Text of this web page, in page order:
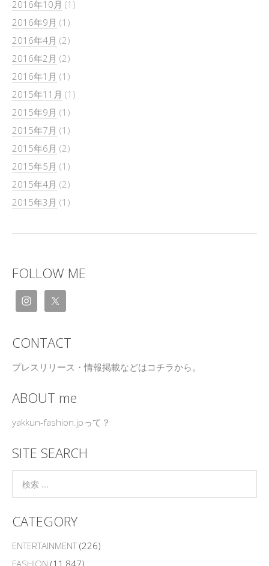
2016年10月 (1)
2016年9月 (1)
2016年4月 (2)
2016年2月 (2)
2016年1月 (1)
2015年11月 (1)
2015年9月 (1)
2015年7月 (1)
2015年6月 (2)
2015年5月 (1)
2015年4月 (2)
2015年3月 (1)
FOLLOW ME
CONTACT
プレスリリース・情報掲載などはコチラから。
ABOUT me
yakkun-fashion.jpって？
SITE SEARCH
CATEGORY
ENTERTAINMENT(226)
FASHION (11,847)